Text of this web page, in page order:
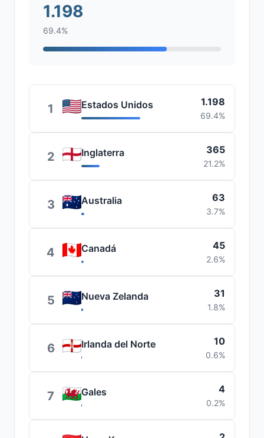
1.198
69.4%
1 Estados Unidos 1.198
69.4%
2 Inglaterra 365
21.2%
3 Australia 63
3.7%
4 Canadá 45
2.6%
5 Nueva Zelanda 31
1.8%
6 Irlanda del Norte 10
0.6%
7 Gales 4
0.2%